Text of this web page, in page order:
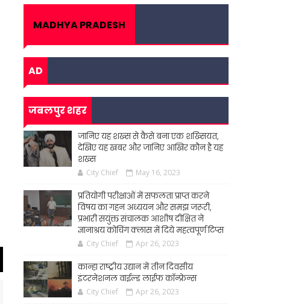
MADHYA PRADESH
AD
जबलपुर शहर
जानिए यह शख्स से कैसे बना एक शख्सियत,
देखिए यह खबर और जानिए आखिर कौन है यह
शख्स
City Chief May 16, 2023
प्रतियोगी परीक्षाओं में सफलता प्राप्त करने
विषय का गहन अध्ययन और समझ जरूरी,
प्रभारी सयुंक्त संचालक आशीष दीक्षित ने
ज्ञानाश्रय कोचिंग क्लास में दिये महत्वपूर्ण टिप्स
City Chief Apr 26, 2023
कान्हा राष्ट्रीय उद्यान में तीन दिवसीय
इंटरनेशनल वाईल्ड लाईफ कॉन्फ्रेन्स
City Chief Apr 26, 2023